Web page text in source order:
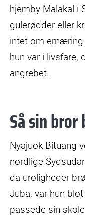
hjemby Malakal i
gulerødder eller
intet om
hun var i livsfare,
angrebet.
Så sin
Nyajuok Bituang
nordlige
da uroligheder
Juba, var hun
passede sin